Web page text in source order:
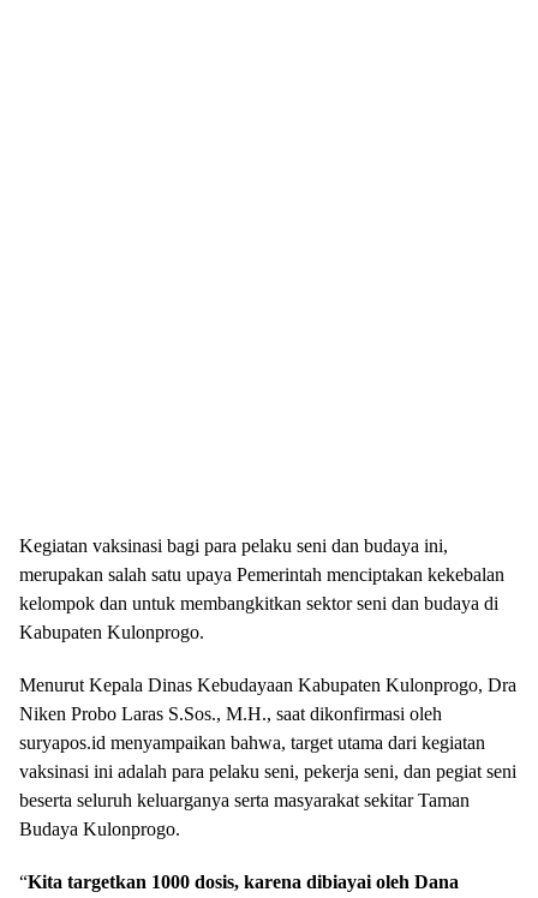
Kegiatan vaksinasi bagi para pelaku seni dan budaya ini,
merupakan salah satu upaya Pemerintah menciptakan kekebalan
kelompok dan untuk membangkitkan sektor seni dan budaya di
Kabupaten Kulonprogo.
Menurut Kepala Dinas Kebudayaan Kabupaten Kulonprogo, Dra
Niken Probo Laras S.Sos., M.H., saat dikonfirmasi oleh
suryapos.id menyampaikan bahwa, target utama dari kegiatan
vaksinasi ini adalah para pelaku seni, pekerja seni, dan pegiat seni
beserta seluruh keluarganya serta masyarakat sekitar Taman
Budaya Kulonprogo.
“Kita targetkan 1000 dosis, karena dibiayai oleh Dana